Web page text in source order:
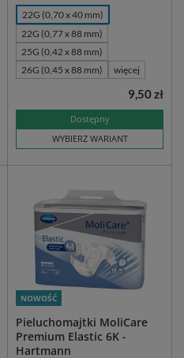
22G (0,70 x 40 mm)
22G (0,77 x 88 mm)
25G (0,42 x 88 mm)
26G (0,45 x 88 mm)
więcej
Dostępny
WYBIERZ WARIANT
9,50 zł
NOWOŚĆ
Pieluchomajtki MoliCare
Premium Elastic 6K -
Hartmann